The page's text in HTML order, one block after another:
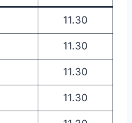
11.30
11.30
11.30
11.30